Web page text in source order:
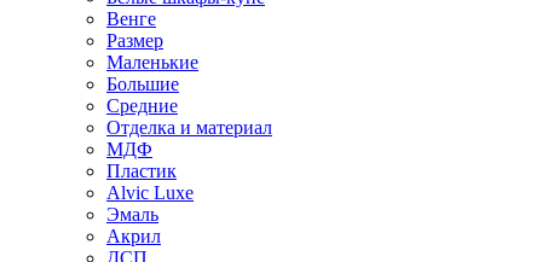
Венге
Размер
Маленькие
Большие
Средние
Отделка и материал
МДФ
Пластик
Alvic Luxe
Эмаль
Акрил
ДСП